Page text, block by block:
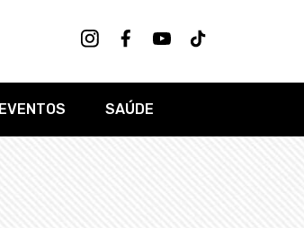
EVENTOS SAÚDE